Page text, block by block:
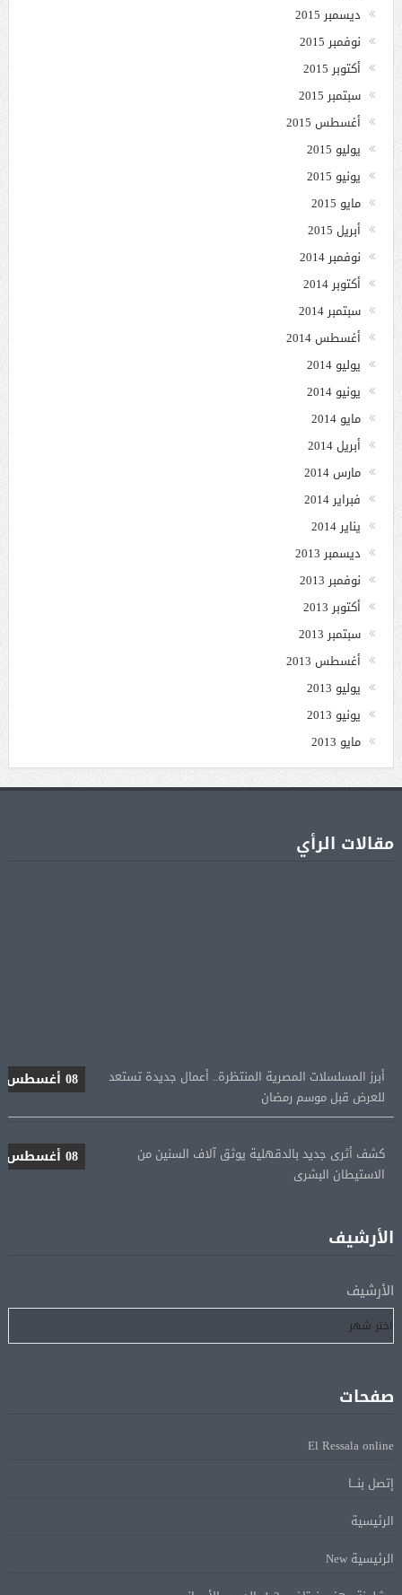
ديسمبر 2015
نوفمبر 2015
أكتوبر 2015
سبتمبر 2015
أغسطس 2015
يوليو 2015
يونيو 2015
مايو 2015
أبريل 2015
نوفمبر 2014
أكتوبر 2014
سبتمبر 2014
أغسطس 2014
يوليو 2014
يونيو 2014
مايو 2014
أبريل 2014
مارس 2014
فبراير 2014
يناير 2014
ديسمبر 2013
نوفمبر 2013
أكتوبر 2013
سبتمبر 2013
أغسطس 2013
يوليو 2013
يونيو 2013
مايو 2013
مقالات الرأي
للعرض قبل موسم رمضان
الاستيطان البشرى
المؤهلة لأولمبياد 2028
إسبانيا تعيد فرض الرقابة على حدودها مع إيطاليا وسط
خلاف متصاعد بشأن الهجرة
الرئيس الإيرانى: الظروف الراهنة فرصة للتوصل إلى اتفاق
Alcool américain au Canada: «Carney risque d’être pris en
الأرشيف
الأرشيف
صفحات
El Ressala online
إتصل بنـــا
الرئيسية
الرئيسية New